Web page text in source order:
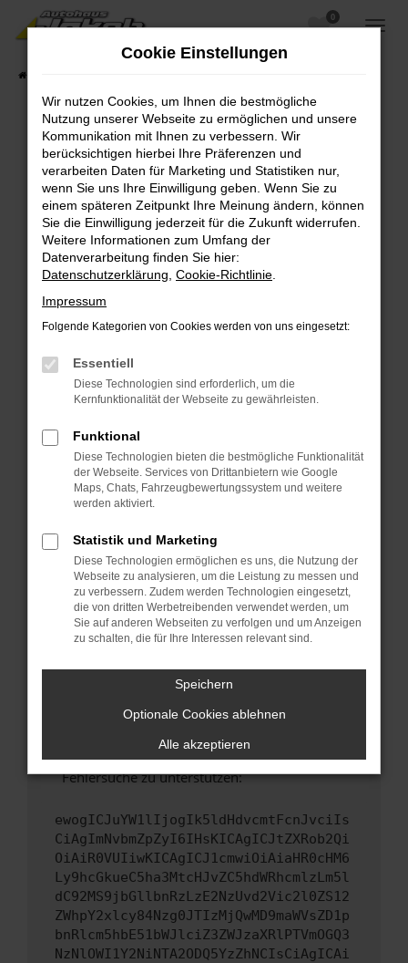
Zum
Hauptinhalt
0
Fehler: Network Error
Beim Laden ist ein Fehler aufgetreten.
Hier sind ein paar Tipps, die dir helfen können:
Überprüfe deine Firewall und deine
Internetverbindung.
Laden andere Webseiten, zum Beispiel deine
Suchmaschine?
Prüfe deine Browsererweiterungen.
Manche Erweiterungen, wie Werbeblocker,
können das Laden bestimmter Seiten
verhindern. Funktioniert die Seite in einem
Fenster?
Starte dein Gerät neu.
Das kann manchmal helfen, vorübergehende
Probleme zu beheben.
Betriebssystem auf dem neuesten Stand
sind.
Veraltete Software birgt nicht nur ein
Sicherheitsrisiko, sondern kann auch dazu
führen, dass bestimmte Funktionen nicht mehr
unterstützt werden.
Wende dich an den Webseitenbetreiber.
Wenn du alle oben genannten Schritte versucht
hast, kontaktiere uns bitte. Wir werden
versuchen, das Problem zu beheben. Du kannst
uns diesen Text schicken, um uns bei der
Fehlersuche zu unterstützen:
ewogICJuYW1lIjogIk5ldHdvcmtFcnJvciIs
CiAgImNvbmZpZyI6IHsKICAgICJtZXRob2Qi
OiAiR0VUIiwKICAgICJ1cmwiOiAiaHR0cHM6
Ly9hcGkueC5ha3MtcHJvZC5hdWRhcmlzLm5l
dC92MS9jbGllbnRzLzE2NzUvd2Vic2l0ZS12
ZWhpY2xlcy84Nzg0JTIzMjQwMD9maWVsZD1p
bnRlcm5hbE51bWJlciZ3ZWJzaXRlPTVmOGQ3
NzNlOWI1Y2NiNTA2ODQ5YzZhNCIsCiAgICAi
Cookie Einstellungen
Wir nutzen Cookies, um Ihnen die bestmögliche
Nutzung unserer Webseite zu ermöglichen und unsere
Kommunikation mit Ihnen zu verbessern. Wir
berücksichtigen hierbei Ihre Präferenzen und
verarbeiten Daten für Marketing und Statistiken nur,
wenn Sie uns Ihre Einwilligung geben. Wenn Sie zu
einem späteren Zeitpunkt Ihre Meinung ändern, können
Sie die Einwilligung jederzeit für die Zukunft widerrufen.
Weitere Informationen zum Umfang der
Datenverarbeitung finden Sie hier:
Datenschutzerklärung Cookie-Richtlinie
Impressum
Folgende Kategorien von Cookies werden von uns eingesetzt:
Essentiell
Diese Technologien sind erforderlich, um die
Kernfunktionalität der Webseite zu gewährleisten.
Funktional
Diese Technologien bieten die bestmögliche Funktionalität
der Webseite. Services von Drittanbietern wie Google
Maps, Chats, Fahrzeugbewertungssystem und weitere
werden aktiviert.
Statistik und Marketing
Diese Technologien ermöglichen es uns, die Nutzung der
Webseite zu analysieren, um die Leistung zu messen und
zu verbessern. Zudem werden Technologien eingesetzt,
die von dritten Werbetreibenden verwendet werden, um
Sie auf anderen Webseiten zu verfolgen und um Anzeigen
zu schalten, die für Ihre Interessen relevant sind.
Speichern
Optionale Cookies ablehnen
Alle akzeptieren